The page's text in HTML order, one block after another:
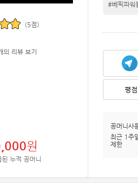
(5점)
의 리뷰 보기
원
누적 꽁머니
#베픽파워
평
꽁머니사
최근 1주
제한